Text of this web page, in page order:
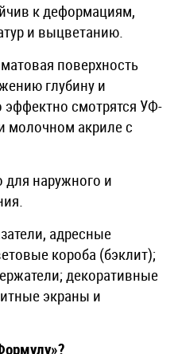
к деформациям,
и выцветанию.
поверхность
глубину и
смотрятся УФ-
молочном акриле с
для наружного и
адресные
короба (бэклит);
декоративные
экраны и